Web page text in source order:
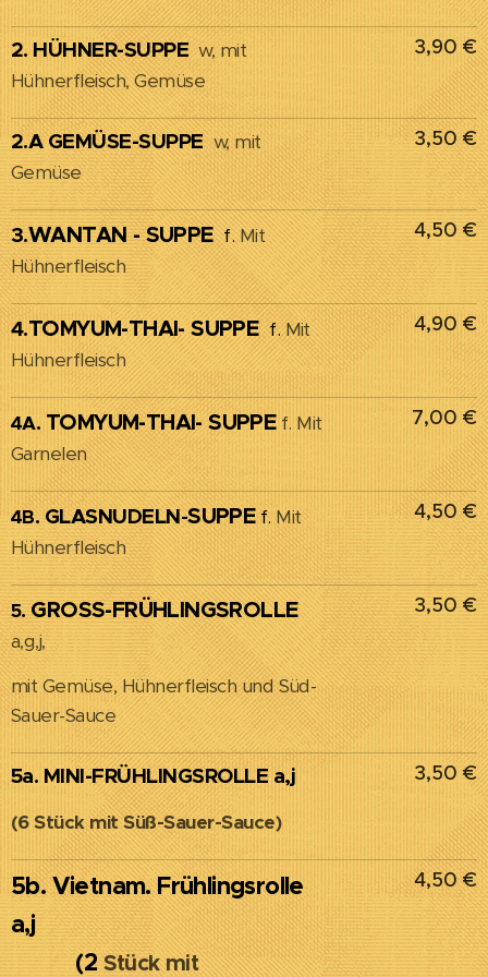
2. HÜHNER-SUPPEw, mit
Hühnerfleisch, Gemüse
3,90 €
2.A GEMÜSE-SUPPEw, mit
Gemüse
3,50 €
3.WANTAN - SUPPEf.Mit
Hühnerfleisch
4,50 €
4.TOMYUM-THAI- SUPPEf.Mit
Hühnerfleisch
4,90 €
4A. TOMYUM-THAI- SUPPEf. Mit
Garnelen
7,00 €
4B.GLASNUDELN-SUPPEf. Mit
Hühnerfleisch
4,50 €
5.GROSS-FRÜHLINGSROLLE
a,g,j,
mit Gemüse, Hühnerfleisch und Süd-
Sauer-Sauce
3,50 €
5a. MINI-FRÜHLINGSROLLE a,j
(6 Stück mit Süß-Sauer-Sauce)
3,50 €
5b. Vietnam. Frühlingsrolle
a,j
(2Stück mit
4,50 €